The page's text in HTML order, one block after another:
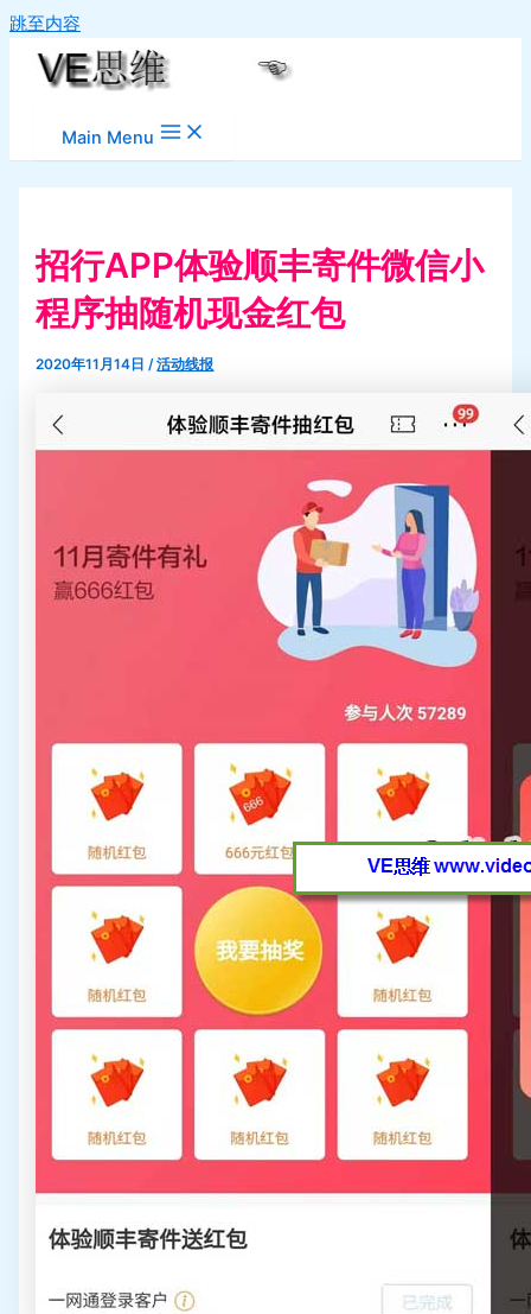
跳至内容
Main Menu
招行APP体验顺丰寄件微信小
程序抽随机现金红包
2020年11月14日/活动线报